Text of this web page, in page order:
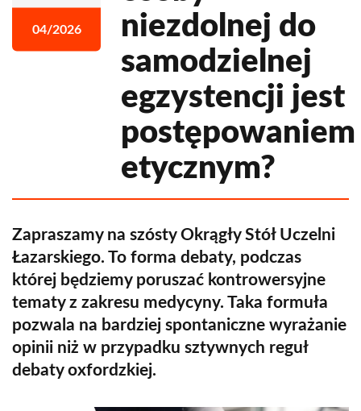
04/2026
niezdolnej do
samodzielnej
egzystencji jest
postępowaniem
etycznym?
Zapraszamy na szósty Okrągły Stół Uczelni
Łazarskiego. To forma debaty, podczas
której będziemy poruszać kontrowersyjne
tematy z zakresu medycyny. Taka formuła
pozwala na bardziej spontaniczne wyrażanie
opinii niż w przypadku sztywnych reguł
debaty oxfordzkiej.